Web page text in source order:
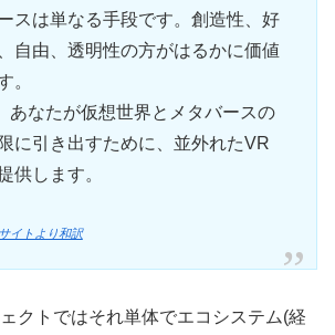
スは単なる手段です。創造性、好
自由、透明性の方がはるかに価値
。
あなたが仮想世界とメタバースの
に引き出すために、並外れたVR
供します。
イトより和訳
クトではそれ単体でエコシステム(経